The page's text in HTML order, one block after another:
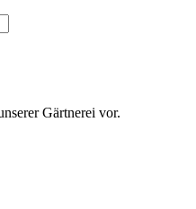
Gärtnerei vor.